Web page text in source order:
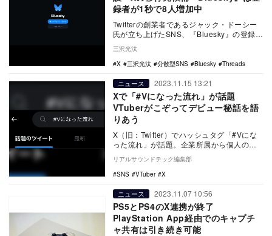
録者が1秒で8人増加中
Twitterの創業者であるジャック・ドーシー
氏が立ち上げたSNS、『Bluesky』の登録者
三沢光汰
X
三沢光汰 分散型SNS Bluesky Threads
ニュース 2023.11.15 13:21
Xで「#Vになった流れ」が話題
VTuberがこぞってデビュー秘話を語
りあう
X（旧：Twitter）でハッシュタグ「#Vにな
った流れ」が話題。企業所属から個人の
VTuberまで、まさに十人十色のエピソー
ド…
リアルサウンドテック編集部
SNS
VTuber X
ニュース 2023.11.07 10:56
PS5とPS4のX連携が終了
PlayStation App経由でのキャプチ
ャ共有は引き続き可能